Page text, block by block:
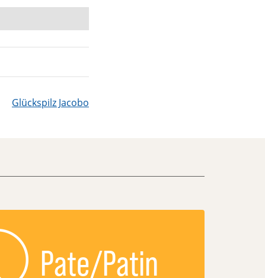
Glückspilz Jacobo
Pate/Patin